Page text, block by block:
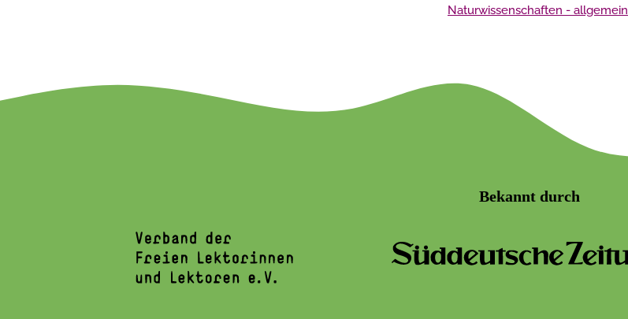
Naturwissenschaften - allgemein
Bekannt durch